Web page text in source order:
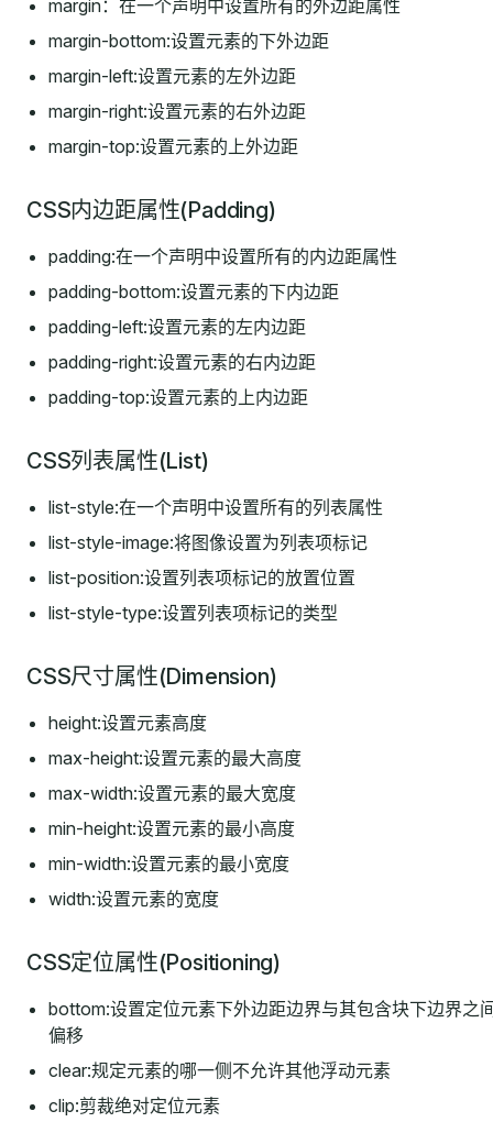
margin：在一个声明中设置所有的外边距属性
margin-bottom:设置元素的下外边距
margin-left:设置元素的左外边距
margin-right:设置元素的右外边距
margin-top:设置元素的上外边距
CSS内边距属性(Padding)
padding:在一个声明中设置所有的内边距属性
padding-bottom:设置元素的下内边距
padding-left:设置元素的左内边距
padding-right:设置元素的右内边距
padding-top:设置元素的上内边距
CSS列表属性(List)
list-style:在一个声明中设置所有的列表属性
list-style-image:将图像设置为列表项标记
list-position:设置列表项标记的放置位置
list-style-type:设置列表项标记的类型
CSS尺寸属性(Dimension)
height:设置元素高度
max-height:设置元素的最大高度
max-width:设置元素的最大宽度
min-height:设置元素的最小高度
min-width:设置元素的最小宽度
width:设置元素的宽度
CSS定位属性(Positioning)
bottom:设置定位元素下外边距边界与其包含块下边界之
偏移
clear:规定元素的哪一侧不允许其他浮动元素
clip:剪裁绝对定位元素